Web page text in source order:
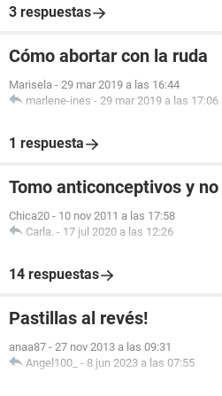
3 respuestas
Cómo abortar con la ruda
Marisela - 29 mar 2019 a las 16:44
marlene-ines - 29 mar 2019 a las 17:06
1 respuesta
Tomo anticonceptivos y
Chica20 - 10 nov 2011 a las 17:58
Carla. - 17 jul 2020 a las 12:26
14 respuestas
Pastillas al revés!
anaa87 - 27 nov 2013 a las 09:31
Angel100_ - 8 jun 2023 a las 07:55